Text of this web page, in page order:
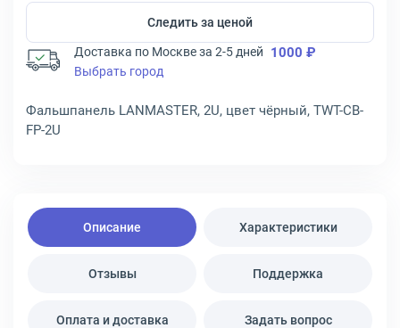
Следить за ценой
Доставка по Москве за 2-5 дней 1000 ₽
Выбрать город
Фальшпанель LANMASTER, 2U, цвет чёрный, TWT-CB-
FP-2U
Описание Характеристики
Отзывы Поддержка
Оплата и доставка Задать вопрос